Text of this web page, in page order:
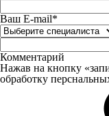
Ваш E-mail*
Комментарий
Нажав на кнопку
обработку